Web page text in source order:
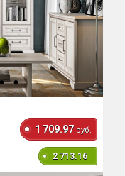
1 709.97 руб.
2 713.16